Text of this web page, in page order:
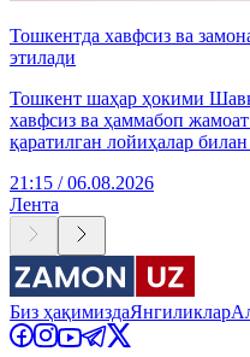
Тошкентда хавфсиз ва
этилади
Тошкент шаҳар ҳокими
хавфсиз ва ҳаммабоп
қаратилган лойиҳалар
21:15 / 06.08.2026
Лента
Биз ҳақимиздаЯнгиликлар